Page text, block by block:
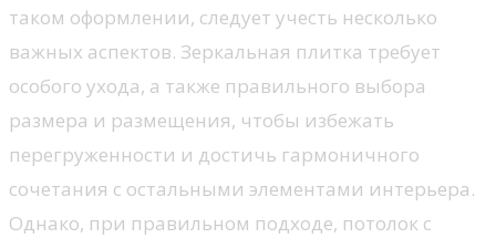
таком оформлении, следует учесть несколько
важных аспектов. Зеркальная плитка требует
особого ухода, а также правильного выбора
размера и размещения, чтобы избежать
перегруженности и достичь гармоничного
сочетания с остальными элементами интерьера.
Однако, при правильном подходе, потолок с